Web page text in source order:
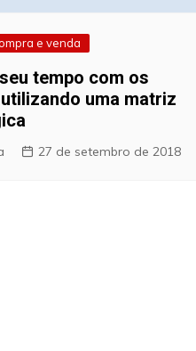
e venda
tempo com os
uma matriz
27 de setembro de 2018